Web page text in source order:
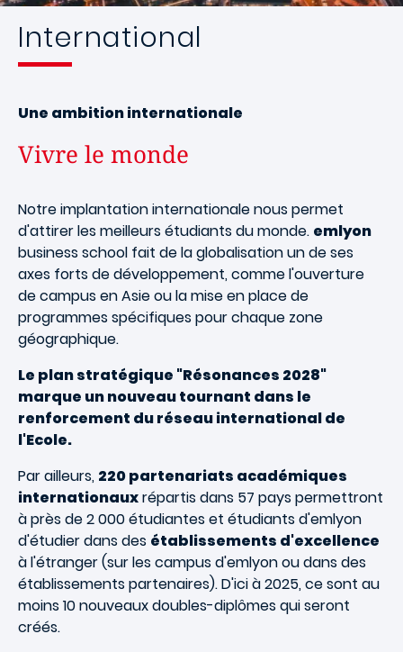
International
Une ambition internationale
Vivre le monde
Notre implantation internationale nous permet
d'attirer les meilleurs étudiants du monde. emlyon
business school fait de la globalisation un de ses
axes forts de développement, comme l'ouverture
de campus en Asie ou la mise en place de
programmes spécifiques pour chaque zone
géographique.
Le plan stratégique "Résonances 2028"
marque un nouveau tournant dans le
renforcement du réseau international de
l'Ecole.
Par ailleurs, 220 partenariats académiques
internationauxrépartis dans 57 pays permettront
à près de 2 000 étudiantes et étudiants d'emlyon
d'étudier dans des établissements d'excellence
à l'étranger (sur les campus d'emlyon ou dans des
établissements partenaires). D'ici à 2025, ce sont au
moins 10 nouveaux doubles-diplômes qui seront
créés.